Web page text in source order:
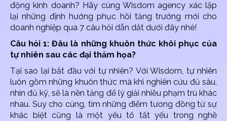
động kinh doanh? Hãy cùng Wisdom agency xác lập
lại những định hướng phục hồi tăng trưởng mới cho
doanh nghiệp qua 7 câu hỏi dẫn dắt dưới đây nhé!
Câu hỏi 1: Đâu là những khuôn thức khôi phục của
tự nhiên sau các đại thảm họa?
Tại sao lại bắt đầu với tự nhiên? Với Wisdom, tự nhiên
luôn gồm những khuôn thức mà khi nghiên cứu đủ sâu,
nhìn đủ kỹ, sẽ là nền tảng để lý giải nhiều phạm trù khác
nhau. Suy cho cùng, tìm những điểm tương đồng từ sự
khác biệt cũng là một yếu tố tất yếu trong nghề